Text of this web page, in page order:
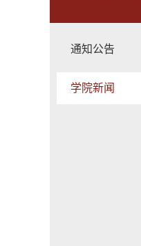
通知公告
学院新闻